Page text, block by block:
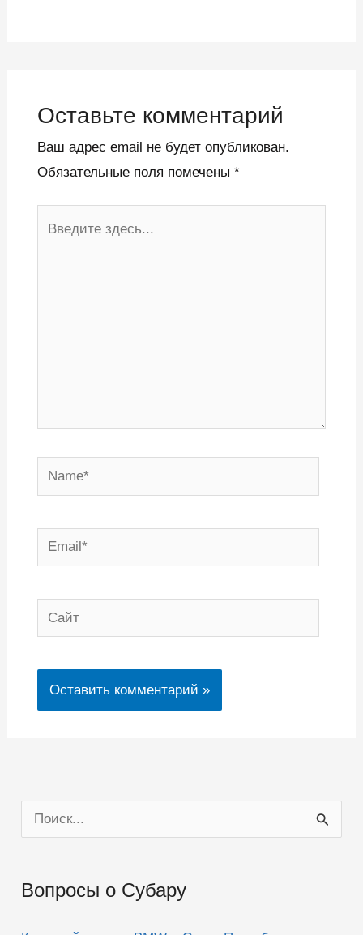
Оставьте комментарий
Ваш адрес email не будет опубликован.
Обязательные поля помечены *
Name*
Email*
Сайт
о
с
Вопросы о Субару